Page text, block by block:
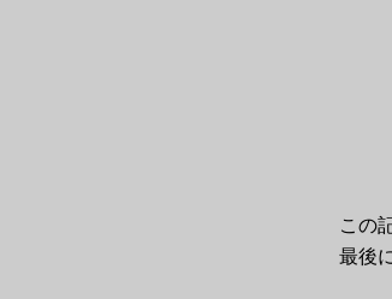
この
最後